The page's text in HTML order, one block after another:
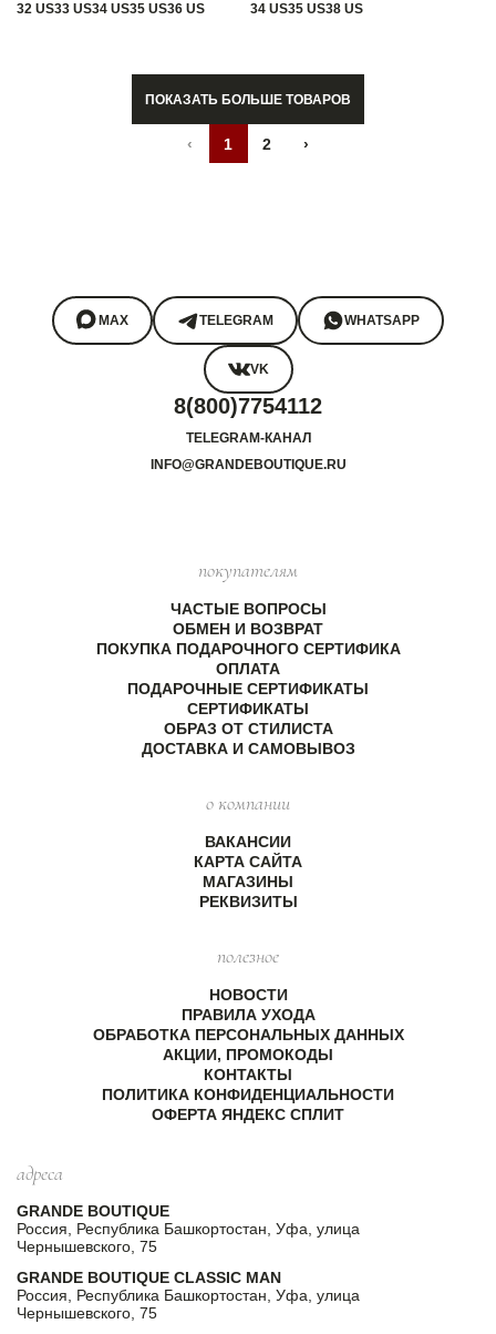
32 US33 US34 US35 US36 US 34 US35 US38 US
ПОКАЗАТЬ БОЛЬШЕ ТОВАРОВ
‹ 1 2 ›
MAX TELEGRAM WHATSAPP
VK
8(800)7754112
TELEGRAM-КАНАЛ
INFO@GRANDEBOUTIQUE.RU
покупателям
ЧАСТЫЕ ВОПРОСЫ
ОБМЕН И ВОЗВРАТ
ПОКУПКА ПОДАРОЧНОГО СЕРТИФИКА
ОПЛАТА
ПОДАРОЧНЫЕ СЕРТИФИКАТЫ
СЕРТИФИКАТЫ
ОБРАЗ ОТ СТИЛИСТА
ДОСТАВКА И САМОВЫВОЗ
о компании
ВАКАНСИИ
КАРТА САЙТА
МАГАЗИНЫ
РЕКВИЗИТЫ
полезное
НОВОСТИ
ПРАВИЛА УХОДА
ОБРАБОТКА ПЕРСОНАЛЬНЫХ ДАННЫХ
АКЦИИ, ПРОМОКОДЫ
КОНТАКТЫ
ПОЛИТИКА КОНФИДЕНЦИАЛЬНОСТИ
ОФЕРТА ЯНДЕКС СПЛИТ
адреса
GRANDE BOUTIQUE
Россия, Республика Башкортостан, Уфа, улица
Чернышевского, 75
GRANDE BOUTIQUE CLASSIC MAN
Россия, Республика Башкортостан, Уфа, улица
Чернышевского, 75